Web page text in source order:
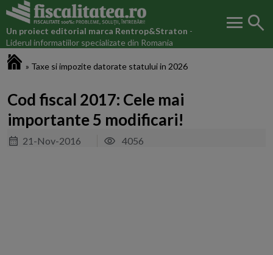
Un proiect editorial marca Rentrop&Straton -
Liderul informatiilor specializate din Romania
menu search
» Taxe si impozite datorate statului in 2026
Cod fiscal 2017: Cele mai
importante 5 modificari!
21-Nov-2016 4056